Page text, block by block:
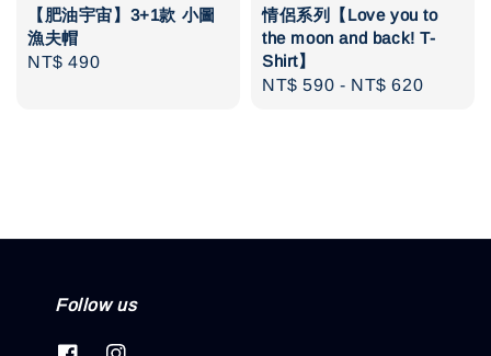
【肥油宇宙】3+1款 小圖
漁夫帽
Regular
NT$ 490
情侶系列【Love you to
the moon and back! T-
Shirt】
Regular
NT$ 590 - NT$ 620
Follow us